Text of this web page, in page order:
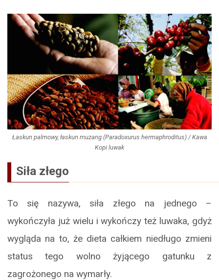
Łaskun palmowy, łaskun muzang (Paradoxurus hermaphroditus) / Kawa
Kopi luwak
Siła złego
To się nazywa, siła złego na jednego –
wykończyła już wielu i wykończy też luwaka, gdyż
wygląda na to, że dieta całkiem niedługo zmieni
status tego wolno żyjącego gatunku z
zagrożonego na wymarły.